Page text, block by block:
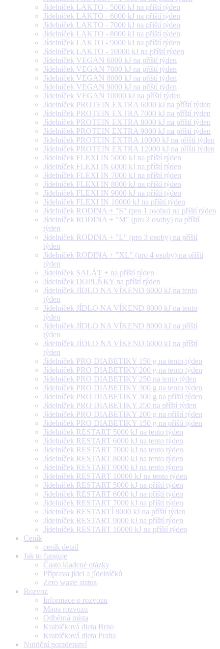
Jídelníček LAKTO - 5000 kJ na příští týden
Jídelníček LAKTO - 6000 kJ na příští týden
Jídelníček LAKTO - 7000 kJ na příští týden
Jídelníček LAKTO - 8000 kJ na příští týden
Jídelníček LAKTO - 9000 kJ na příští týden
Jídelníček LAKTO - 10000 kJ na příští týden
Jídelníček VEGAN 6000 kJ na příští týden
Jídelníček VEGAN 7000 kJ na příští týden
Jídelníček VEGAN 8000 kJ na příští týden
Jídelníček VEGAN 9000 kJ na příští týden
Jídelníček VEGAN 10000 kJ na příští týden
Jídelníček PROTEIN EXTRA 6000 kJ na příští týden
Jídelníček PROTEIN EXTRA 7000 kJ na příští týden
Jídelníček PROTEIN EXTRA 8000 kJ na příští týden
Jídelníček PROTEIN EXTRA 9000 kJ na příští týden
Jídelníček PROTEIN EXTRA 10000 kJ na příští týden
Jídelníček PROTEIN EXTRA 12000 kJ na příští týden
Jídelníček FLEXI IN 5000 kJ na příští týden
Jídelníček FLEXI IN 6000 kJ na příští týden
Jídelníček FLEXI IN 7000 kJ na příští týden
Jídelníček FLEXI IN 8000 kJ na příští týden
Jídelníček FLEXI IN 9000 kJ na příští týden
Jídelníček FLEXI IN 10000 kJ na příští týden
Jídelníček RODINA + "S" (pro 1 osobu) na příští týden
Jídelníček RODINA + "M" (pro 2 osoby) na příští
týden
Jídelníček RODINA + "L" (pro 3 osoby) na příští
týden
Jídelníček RODINA + "XL" (pro 4 osoby) na příští
týden
Jídelníček SALÁT + na příští týden
Jídelníček DOPLŇKY na příští týden
Jídelníček JÍDLO NA VÍKEND 6000 kJ na tento
týden
Jídelníček JÍDLO NA VÍKEND 8000 kJ na tento
týden
Jídelníček JÍDLO NA VÍKEND 8000 kJ na příští
týden
Jídelníček JÍDLO NA VÍKEND 6000 kJ na příští
týden
Jídelníček PRO DIABETIKY 150 g na tento týden
Jídelníček PRO DIABETIKY 200 g na tento týden
Jídelníček PRO DIABETIKY 250 na tento týden
Jídelníček PRO DIABETIKY 300 g na tento týden
Jídelníček PRO DIABETIKY 300 g na příští týden
Jídelníček PRO DIABETIKY 250 na příští týden
Jídelníček PRO DIABETIKY 200 g na příští týden
Jídelníček PRO DIABETIKY 150 g na příští týden
Jídelníček RESTART 5000 kJ na tento týden
Jídelníček RESTART 6000 kJ na tento týden
Jídelníček RESTART 7000 kJ na tento týden
Jídelníček RESTART 8000 kJ na tento týden
Jídelníček RESTART 9000 kJ na tento týden
Jídelníček RESTART 10000 kJ na tento týden
Jídelníček RESTART 5000 kJ na příští týden
Jídelníček RESTART 6000 kJ na příští týden
Jídelníček RESTART 7000 kJ na příští týden
Jídelníček RESTARTÍ 8000 kJ na příští týden
Jídelníček RESTART 9000 kJ na příští týden
Jídelníček RESTART 10000 kJ na příští týden
Ceník
ceník detail
Jak to funguje
Často kladené otázky
Příprava jídel a jídelníčků
Zero waste status
Rozvoz
Informace o rozvozu
Mapa rozvozu
Odběrná místa
Krabičková dieta Brno
Krabičková dieta Praha
Nutriční poradenství